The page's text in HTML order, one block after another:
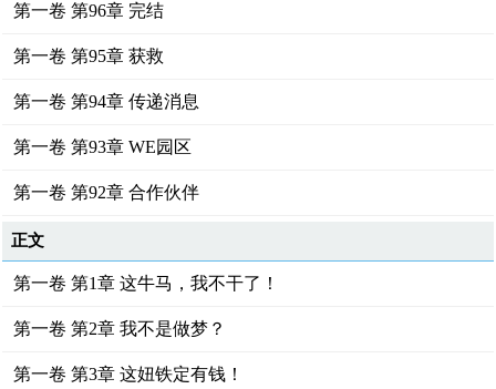
第一卷 第96章 完结
第一卷 第95章 获救
第一卷 第94章 传递消息
第一卷 第93章 WE园区
第一卷 第92章 合作伙伴
正文
第一卷 第1章 这牛马，我不干了！
第一卷 第2章 我不是做梦？
第一卷 第3章 这妞铁定有钱！